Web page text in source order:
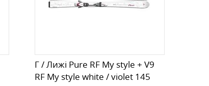
Г / Лижі Pure RF My style + V9
RF My style white / violet 145